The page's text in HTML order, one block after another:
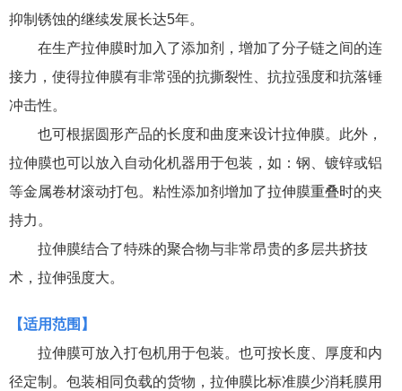
抑制锈蚀的继续发展长达5年。
在生产拉伸膜时加入了添加剂，增加了分子链之间的连
接力，使得拉伸膜有非常强的抗撕裂性、抗拉强度和抗落锤
冲击性。
也可根据圆形产品的长度和曲度来设计拉伸膜。此外，
拉伸膜也可以放入自动化机器用于包装，如：钢、镀锌或铝
等金属卷材滚动打包。粘性添加剂增加了拉伸膜重叠时的夹
持力。
拉伸膜结合了特殊的聚合物与非常昂贵的多层共挤技
术，拉伸强度大。
【适用范围 】
拉伸膜可放入打包机用于包装。也可按长度、厚度和内
径定制。包装相同负载的货物，拉伸膜比标准膜少消耗膜用